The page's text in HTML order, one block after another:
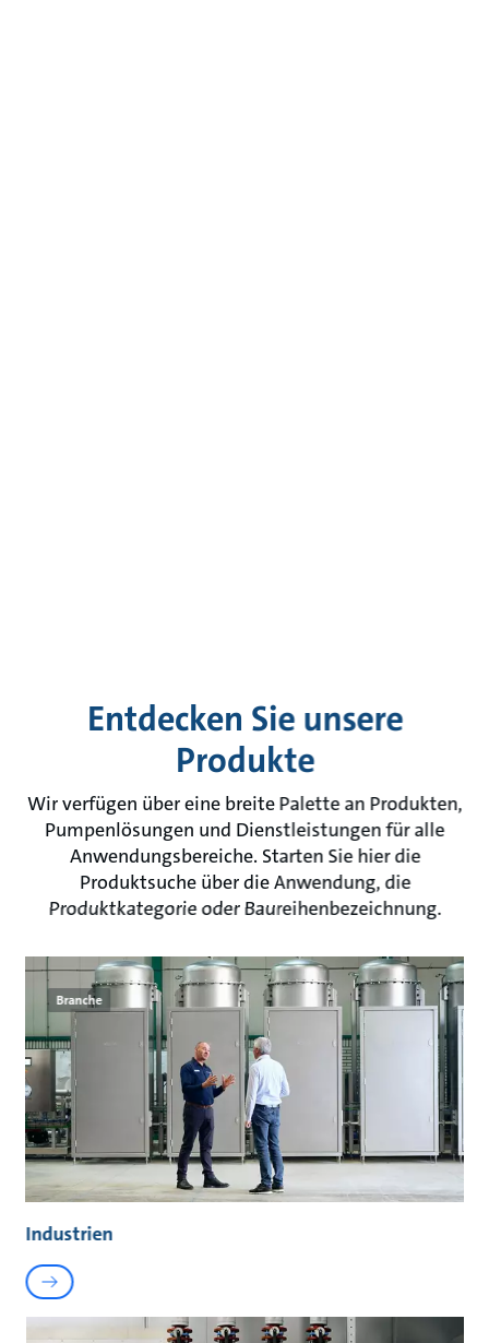
Entdecken Sie unsere
Produkte
Wir verfügen über eine breite Palette an Produkten,
Pumpenlösungen und Dienstleistungen für alle
Anwendungsbereiche. Starten Sie hier die
Produktsuche über die Anwendung, die
Produktkategorie oder Baureihenbezeichnung.
Branche
Industrien